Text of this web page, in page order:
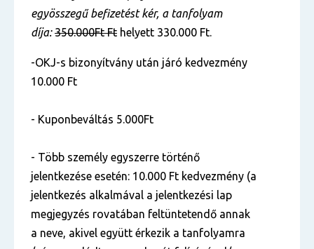
egyösszegű befizetést kér, a tanfolyam
díja: 350.000Ft Ft helyett 330.000 Ft.
-OKJ-s bizonyítvány után járó kedvezmény
10.000 Ft
- Kuponbeváltás 5.000Ft
- Több személy egyszerre történő
jelentkezése esetén: 10.000 Ft kedvezmény (a
jelentkezés alkalmával a jelentkezési lap
megjegyzés rovatában feltüntetendő annak
a neve, akivel együtt érkezik a tanfolyamra